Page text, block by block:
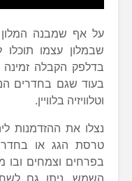
שבמלון עצמו תוכלו
בדלפק הקבלה זמינה
בעוד שגם בחדרים
וטלוויזיה בלוויין.
נצלו את ההזדמנות
טרסת הגג או בחדר
בפרחים וצמחים ובו